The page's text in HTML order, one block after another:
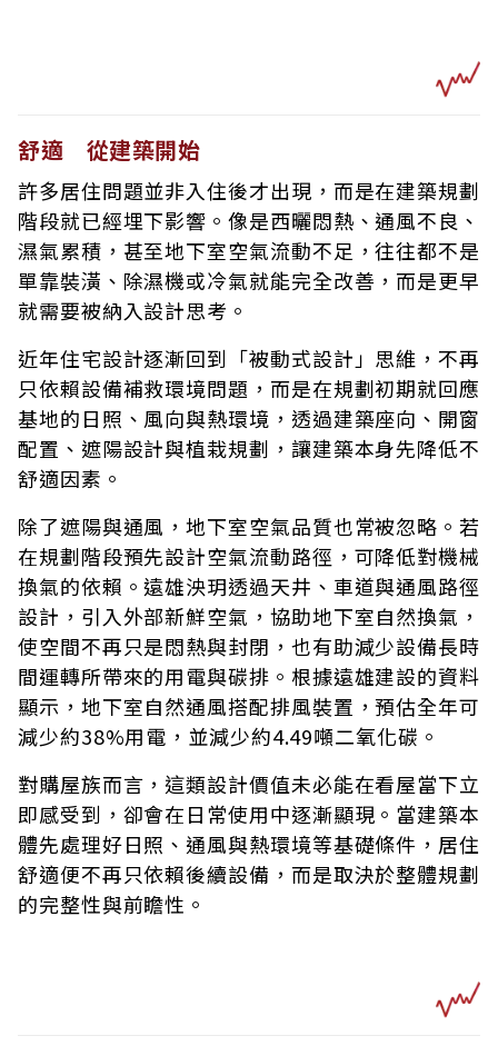
舒適 從建築開始
許多居住問題並非入住後才出現，而是在建築規劃
階段就已經埋下影響。像是西曬悶熱、通風不良、
濕氣累積，甚至地下室空氣流動不足，往往都不是
單靠裝潢、除濕機或冷氣就能完全改善，而是更早
就需要被納入設計思考。
近年住宅設計逐漸回到「被動式設計」思維，不再
只依賴設備補救環境問題，而是在規劃初期就回應
基地的日照、風向與熱環境，透過建築座向、開窗
配置、遮陽設計與植栽規劃，讓建築本身先降低不
舒適因素。
除了遮陽與通風，地下室空氣品質也常被忽略。若
在規劃階段預先設計空氣流動路徑，可降低對機械
換氣的依賴。遠雄泱玥透過天井、車道與通風路徑
設計，引入外部新鮮空氣，協助地下室自然換氣，
使空間不再只是悶熱與封閉，也有助減少設備長時
間運轉所帶來的用電與碳排。根據遠雄建設的資料
顯示，地下室自然通風搭配排風裝置，預估全年可
減少約38%用電，並減少約4.49噸二氧化碳。
對購屋族而言，這類設計價值未必能在看屋當下立
即感受到，卻會在日常使用中逐漸顯現。當建築本
體先處理好日照、通風與熱環境等基礎條件，居住
舒適便不再只依賴後續設備，而是取決於整體規劃
的完整性與前瞻性。